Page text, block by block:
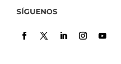
SÍGUENOS